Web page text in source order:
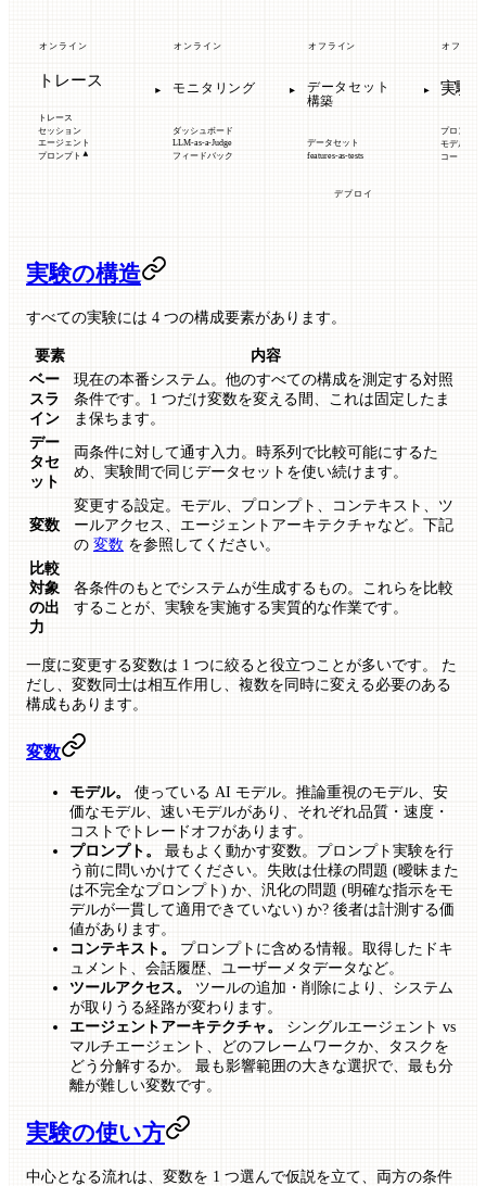
デプロイ
オンライン
トレース
トレース
セッション
エージェント
プロンプト
オンライン
モニタリング
ダッシュボード
LLM-as-a-Judge
フィードバック
オフライン
データセット
構築
データセット
features-as-tests
オフライ
実験
プロンプト
モデル
コードのバ
実験の構造
すべての実験には 4 つの構成要素があります。
要素
内容
ベー
スラ
イン
現在の本番システム。他のすべての構成を測定する対照
条件です。1 つだけ変数を変える間、これは固定したま
ま保ちます。
デー
タセ
ット
両条件に対して通す入力。時系列で比較可能にするた
め、実験間で同じデータセットを使い続けます。
変数
変更する設定。モデル、プロンプト、コンテキスト、ツ
ールアクセス、エージェントアーキテクチャなど。下記
の 変数 を参照してください。
比較
対象
の出
力
各条件のもとでシステムが生成するもの。これらを比較
することが、実験を実施する実質的な作業です。
一度に変更する変数は 1 つに絞ると役立つことが多いです。 た
だし、変数同士は相互作用し、複数を同時に変える必要のある
構成もあります。
変数
モデル。
使っている AI モデル。推論重視のモデル、安
価なモデル、速いモデルがあり、それぞれ品質・速度・
コストでトレードオフがあります。
プロンプト。
最もよく動かす変数。プロンプト実験を行
う前に問いかけてください。失敗は仕様の問題 (曖昧また
は不完全なプロンプト) か、汎化の問題 (明確な指示をモ
デルが一貫して適用できていない) か? 後者は計測する価
値があります。
コンテキスト。
プロンプトに含める情報。取得したドキ
ュメント、会話履歴、ユーザーメタデータなど。
ツールアクセス。
ツールの追加・削除により、システム
が取りうる経路が変わります。
エージェントアーキテクチャ。
シングルエージェント vs
マルチエージェント、どのフレームワークか、タスクを
どう分解するか。 最も影響範囲の大きな選択で、最も分
離が難しい変数です。
実験の使い方
中心となる流れは、変数を 1 つ選んで仮説を立て、両方の条件